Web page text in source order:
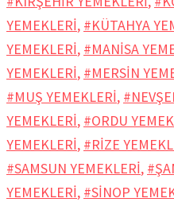
YEMEKLERİ, #KÜTAHYA
YEMEKLERİ, #MANİSA
YEMEKLERİ, #MERSİN
#MUŞ YEMEKLERİ,
YEMEKLERİ, #ORDU
YEMEKLERİ, #RİZE
#SAMSUN YEMEKLERİ,
YEMEKLERİ, #SİNOP